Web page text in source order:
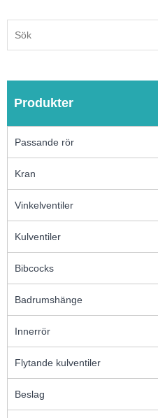
Produkter
Passande rör
Kran
Vinkelventiler
Kulventiler
Bibcocks
Badrumshänge
Innerrör
Flytande kulventiler
Beslag